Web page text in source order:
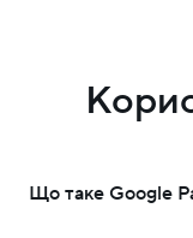
Що таке Google